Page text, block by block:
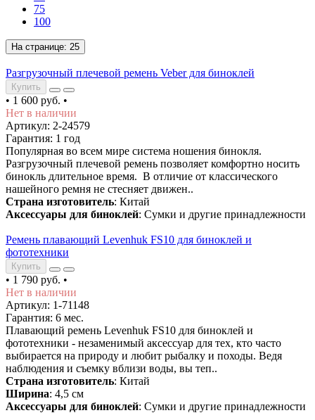
75
100
На странице: 25
Разгрузочный плечевой ремень Veber для биноклей
Купить
• 1 600 руб. •
Нет в наличии
Артикул: 2-24579
Гарантия: 1 год
Популярная во всем мире система ношения бинокля.
Разгрузочный плечевой ремень позволяет комфортно носить
бинокль длительное время. В отличие от классического
нашейного ремня не стесняет движен..
Страна изготовитель: Китай
Аксессуары для биноклей: Сумки и другие принадлежности
Ремень плавающий Levenhuk FS10 для биноклей и
фототехники
Купить
• 1 790 руб. •
Нет в наличии
Артикул: 1-71148
Гарантия: 6 мес.
Плавающий ремень Levenhuk FS10 для биноклей и
фототехники - незаменимый аксессуар для тех, кто часто
выбирается на природу и любит рыбалку и походы. Ведя
наблюдения и съемку вблизи воды, вы теп..
Страна изготовитель: Китай
Ширина: 4,5 см
Аксессуары для биноклей: Сумки и другие принадлежности